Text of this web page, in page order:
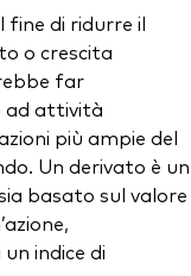
fine di ridurre il
o crescita
far
ad attività
più ampie del
Un derivato è un
basato sul valore
indice di